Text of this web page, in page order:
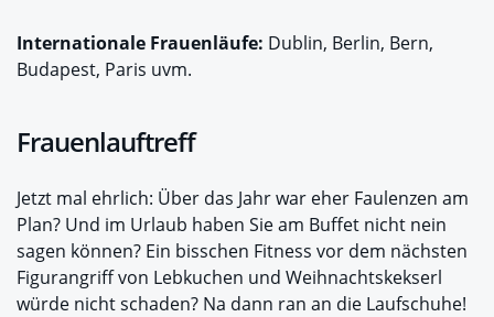
Internationale Frauenläufe: Dublin, Berlin, Bern,
Budapest, Paris uvm.
Frauenlauftreff
Jetzt mal ehrlich: Über das Jahr war eher Faulenzen am
Plan? Und im Urlaub haben Sie am Buffet nicht nein
sagen können? Ein bisschen Fitness vor dem nächsten
Figurangriff von Lebkuchen und Weihnachtskekserl
würde nicht schaden? Na dann ran an die Laufschuhe!